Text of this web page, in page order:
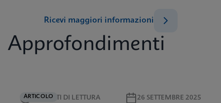
Approfondimenti
Ricevi maggiori informazioni
ARTICOLO
5 MINUTI DI LETTURA 26 SETTEMBRE 2025